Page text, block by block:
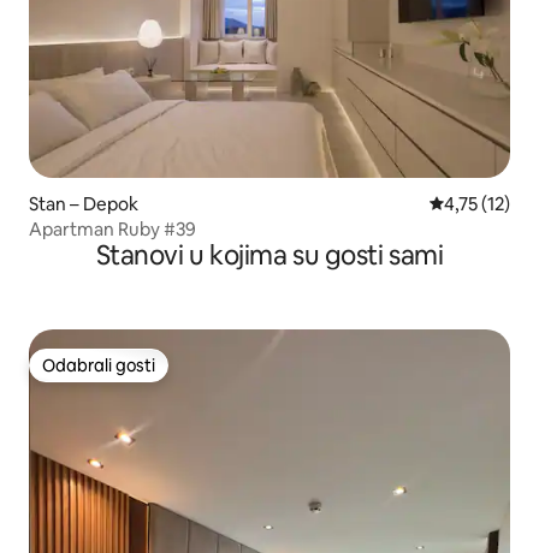
Stan – Depok Prosječna
4,75 (12)
Apartman Ruby #39
Stanovi u kojima su gosti sami
Odabrali gosti
Odabrali gosti